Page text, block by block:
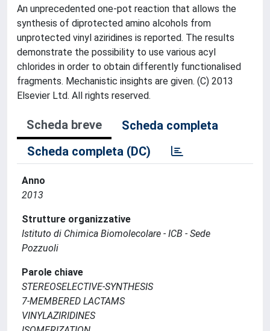
An unprecedented one-pot reaction that allows the
synthesis of diprotected amino alcohols from
unprotected vinyl aziridines is reported. The results
demonstrate the possibility to use various acyl
chlorides in order to obtain differently functionalised
fragments. Mechanistic insights are given. (C) 2013
Elsevier Ltd. All rights reserved.
Scheda breve
Scheda completa
Scheda completa (DC)
Anno
2013
Strutture organizzative
Istituto di Chimica Biomolecolare - ICB - Sede
Pozzuoli
Parole chiave
STEREOSELECTIVE-SYNTHESIS
7-MEMBERED LACTAMS
VINYLAZIRIDINES